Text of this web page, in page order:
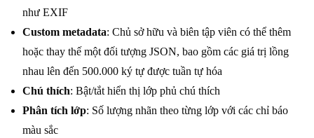
như EXIF
Custom metadata: Chủ sở hữu và biên tập viên có thể thêm
hoặc thay thế một đối tượng JSON, bao gồm các giá trị lồng
nhau lên đến 500.000 ký tự được tuần tự hóa
Chú thích: Bật/tắt hiển thị lớp phủ chú thích
Phân tích lớp: Số lượng nhãn theo từng lớp với các chỉ báo
màu sắc